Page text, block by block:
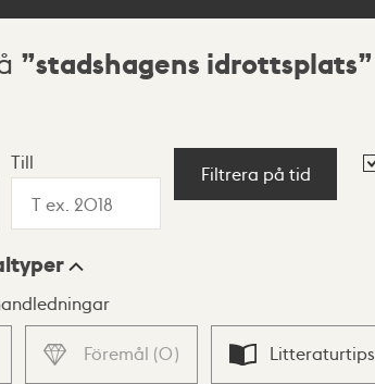
stadshagens idrottsplats
Till
Filtrera på tid
Föremål (0) Litteraturtips